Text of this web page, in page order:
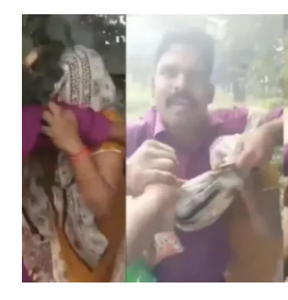
लाइफस्टाइल
अंतर्राष्ट्रीय